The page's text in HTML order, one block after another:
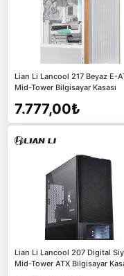
Lian Li Lancool 217 Beyaz E-
Mid-Tower Bilgisayar Kasası
7.777,00₺
Lian Li Lancool 207 Digital
Mid-Tower ATX Bilgisayar